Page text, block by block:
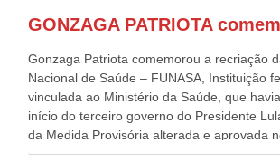
de todo Nordeste que também ajudam a
Gonzaga Patriota comemorou a recriação
Nacional de Saúde – FUNASA, Instituição
vinculada ao Ministério da Saúde, que
início do terceiro governo do Presidente
da Medida Provisória alterada e aprovada
pelo Congresso Nacional. Gonzaga